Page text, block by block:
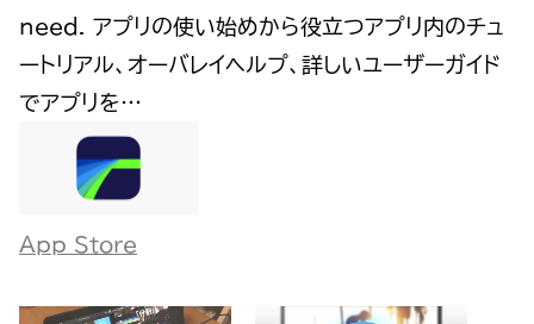
need. アプリの使い始めから役立つアプリ内のチュ
ートリアル、オーバレイヘルプ、詳しいユーザーガイド
でアプリを…
App Store